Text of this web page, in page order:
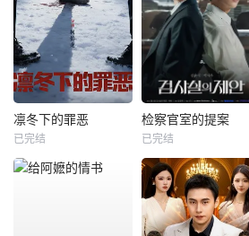
凛冬下的罪恶
已完结
检察官室的提案
已完结